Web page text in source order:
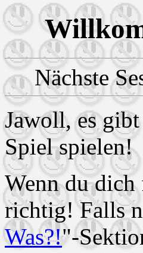
Nächste
Jawoll, es
Spiel spielen!
Wenn du
richtig! Falls
Was?!"-